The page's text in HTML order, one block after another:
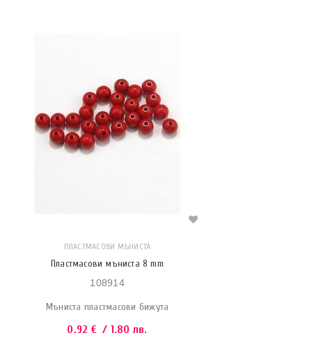
ПЛАСТМАСОВИ МЪНИСТА
Пластмасови мъниста 8 mm
108914
Мъниста пластмасови бижута
0.92 € / 1.80 лв.